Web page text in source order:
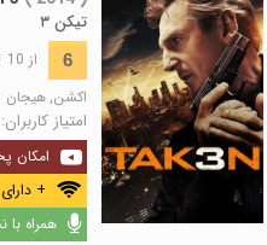
تیکن ۳
6 از 10
اکشن, هیجان
امتیاز کاربران:
امکان
+
همراه